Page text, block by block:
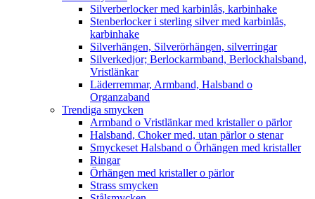
Silverberlocker med karbinlås, karbinhake
Stenberlocker i sterling silver med karbinlås,
karbinhake
Silverhängen, Silverörhängen, silverringar
Silverkedjor; Berlockarmband, Berlockhalsband,
Vristlänkar
Läderremmar, Armband, Halsband o
Organzaband
Trendiga smycken
Armband o Vristlänkar med kristaller o pärlor
Halsband, Choker med, utan pärlor o stenar
Smyckeset Halsband o Örhängen med kristaller
Ringar
Örhängen med kristaller o pärlor
Strass smycken